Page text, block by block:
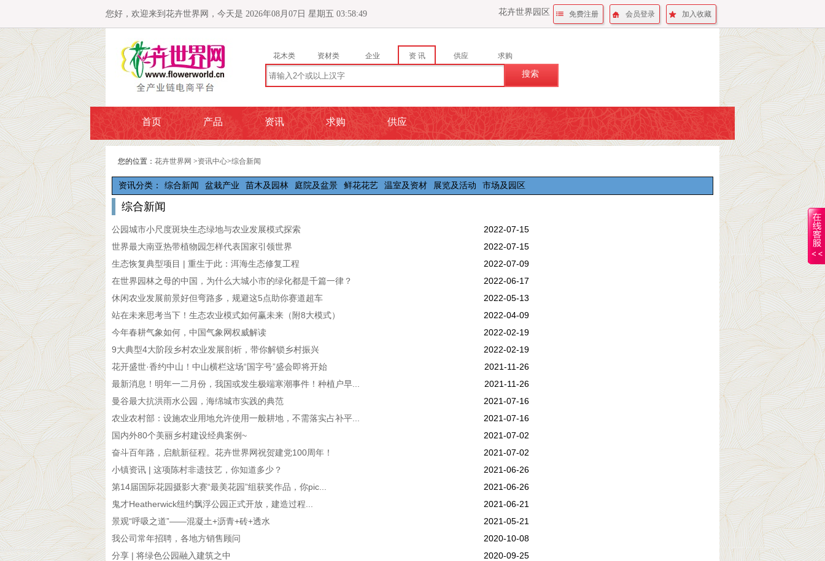
您好，欢迎来到花卉世界网，今天是 2026年08月07日 星期五 03:58:50 加入收藏
会员登录
免费注册
花卉世界园区
花木类 资材类 企业 资 讯 供应 求购
搜索
首页 产品 资讯 求购 供应
您的位置： 花卉世界网 >资讯中心>综合新闻
资讯分类： 综合新闻 盆栽产业 苗木及园林 庭院及盆景 鲜花花艺 温室及资材 展览及活动 市场及园区
综合新闻
公园城市小尺度斑块生态绿地与农业发展模式探索
2022-07-15
世界最大南亚热带植物园怎样代表国家引领世界
2022-07-15
生态恢复典型项目 | 重生于此：洱海生态修复工程
2022-07-09
在世界园林之母的中国，为什么大城小市的绿化都是千篇一律？
2022-06-17
休闲农业发展前景好但弯路多，规避这5点助你赛道超车
2022-05-13
站在未来思考当下！生态农业模式如何赢未来（附8大模式）
2022-04-09
今年春耕气象如何，中国气象网权威解读
2022-02-19
9大典型4大阶段乡村农业发展剖析，带你解锁乡村振兴
2022-02-19
花开盛世·香约中山！中山横栏这场“国字号”盛会即将开始
2021-11-26
最新消息！明年一二月份，我国或发生极端寒潮事件！种植户早...
2021-11-26
曼谷最大抗洪雨水公园，海绵城市实践的典范
2021-07-16
农业农村部：设施农业用地允许使用一般耕地，不需落实占补平...
2021-07-16
国内外80个美丽乡村建设经典案例~
2021-07-02
奋斗百年路，启航新征程。花卉世界网祝贺建党100周年！
2021-07-02
小镇资讯 | 这项陈村非遗技艺，你知道多少？
2021-06-26
第14届国际花园摄影大赛“最美花园”组获奖作品，你pic...
2021-06-26
鬼才Heatherwick纽约飘浮公园正式开放，建造过程...
2021-06-21
景观“呼吸之道”——混凝土+沥青+砖+透水
2021-05-21
我公司常年招聘，各地方销售顾问
2020-10-08
分享 | 将绿色公园融入建筑之中
2020-09-25